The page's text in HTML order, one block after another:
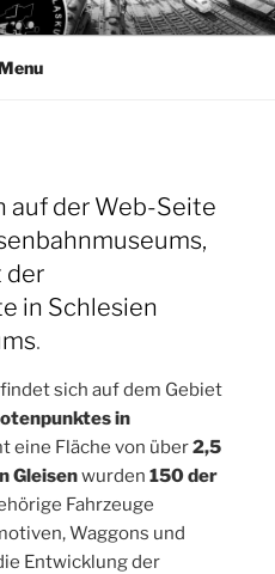
Jaworzynie Śląskiej
auf der Web-Seite
der
in Schlesien
.
sich auf dem Gebiet
in
eine Fläche von über2,5
Gleisenwurden 150 der
Fahrzeuge
Waggons und
Entwicklung der